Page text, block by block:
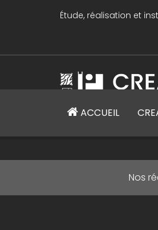
Étude, réalisation et
CREAMETAL
ACCUEIL
Nos